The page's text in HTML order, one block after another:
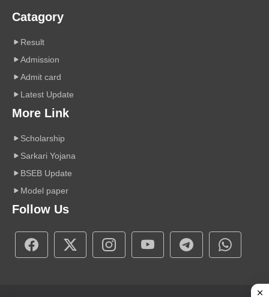
Catagory
Result
Admission
Admit card
Latest Update
More Link
Scholarship
Sarkari Yojana
BSEB Update
Model paper
Follow Us